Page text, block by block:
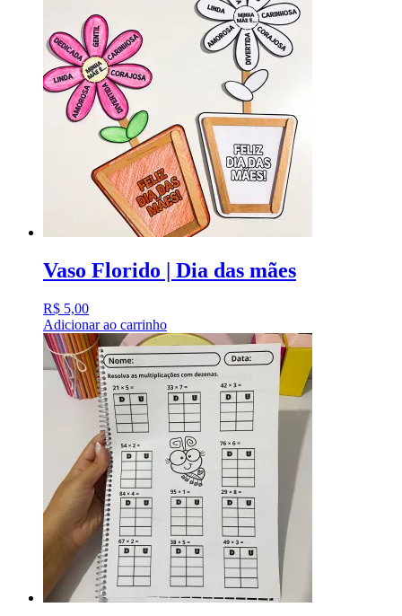
Vaso Florido | Dia das mães
R$ 5,00
Adicionar ao carrinho